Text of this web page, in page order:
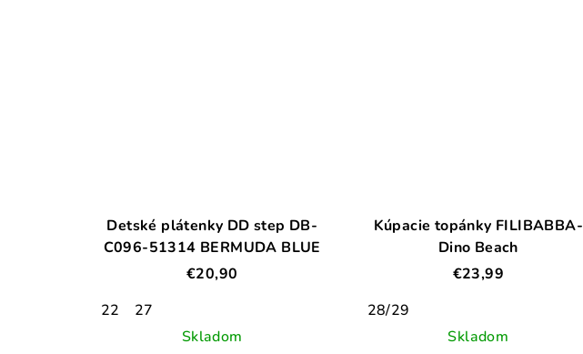
Detské plátenky DD step DB-
C096-51314 BERMUDA BLUE
€20,90
22
27
Skladom
Kúpacie topánky FILIBABBA-
Dino Beach
€23,99
28/29
Skladom